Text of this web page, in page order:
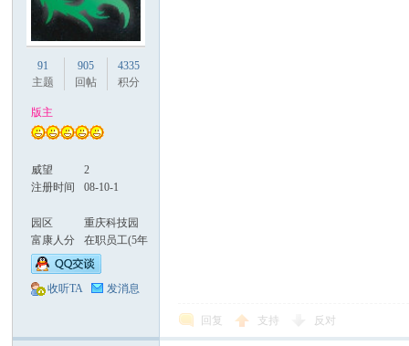
91
主题
905
回帖
4335
积分
版主
威望
2
注册时间
08-10-1
园区
重庆科技园
富康人分
属
在职员工(5年
以上)
收听TA 发消息
回复 支持 反对